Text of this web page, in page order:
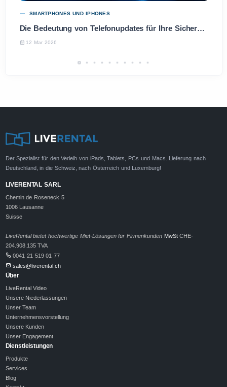
SMARTPHONES UND IPHONES
Die Bedeutung von Telefonupdates für Ihre Sicherheit und Leistung
12 Mar 2026
Der Spezialist für den Verleih von iPads, Tablets, PCs und Macs. Lieferung nach
Deutschland, in die Schweiz, nach Österreich und Luxemburg!
LIVERENTAL SARL
Chemin de Roseneck 5
1006 Lausanne
Suisse
LiveRental bietet hochwertige Miet-Lösungen für Firmenkunden MwStCHE-
204.908.135 TVA
0041 21 519 01 77
sales@liverental.ch
Über
LiveRental Video
Unsere Niederlassungen
Unser Team
Unternehmensvorstellung
Unsere Kunden
Unser Engagement
Dienstleistungen
Produkte
Services
Blog